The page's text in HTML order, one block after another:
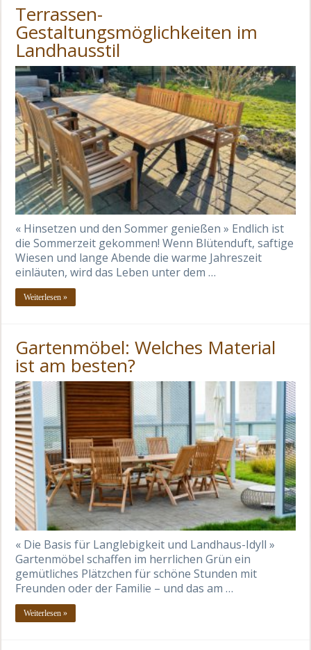
Terrassen-
Gestaltungsmöglichkeiten im
Landhausstil
« Hinsetzen und den Sommer genießen » Endlich ist
die Sommerzeit gekommen! Wenn Blütenduft, saftige
Wiesen und lange Abende die warme Jahreszeit
einläuten, wird das Leben unter dem …
Weiterlesen »
Gartenmöbel: Welches Material
ist am besten?
« Die Basis für Langlebigkeit und Landhaus-Idyll »
Gartenmöbel schaffen im herrlichen Grün ein
gemütliches Plätzchen für schöne Stunden mit
Freunden oder der Familie – und das am …
Weiterlesen »